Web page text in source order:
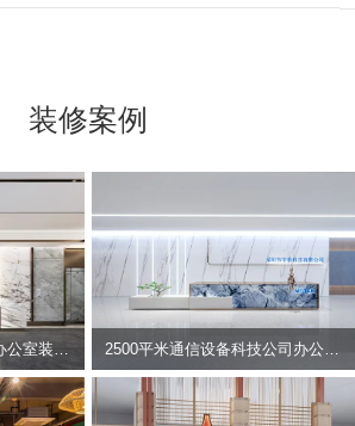
装修案例
2500平米通信设备科技公司办公室设计 | 宇泰科技